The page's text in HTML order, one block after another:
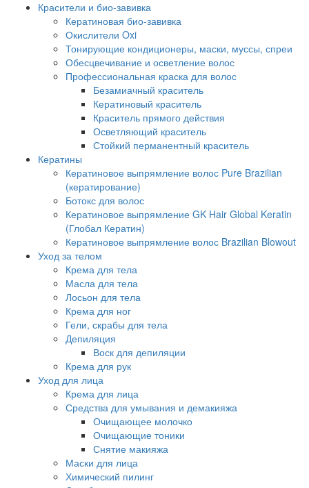
Красители и био-завивка
Кератиновая био-завивка
Окислители Oxi
Тонирующие кондиционеры, маски, муссы, спреи
Обесцвечивание и осветление волос
Профессиональная краска для волос
Безамиачный краситель
Кератиновый краситель
Краситель прямого действия
Осветляющий краситель
Стойкий перманентный краситель
Кератины
Кератиновое выпрямление волос Pure Brazilian
(кератирование)
Ботокс для волос
Кератиновое выпрямление GK Hair Global Keratin
(Глобал Кератин)
Кератиновое выпрямление волос Brazilian Blowout
Уход за телом
Крема для тела
Масла для тела
Лосьон для тела
Крема для ног
Гели, скрабы для тела
Депиляция
Воск для депиляции
Крема для рук
Уход для лица
Крема для лица
Средства для умывания и демакияжа
Очищающее молочко
Очищающие тоники
Снятие макияжа
Маски для лица
Химический пилинг